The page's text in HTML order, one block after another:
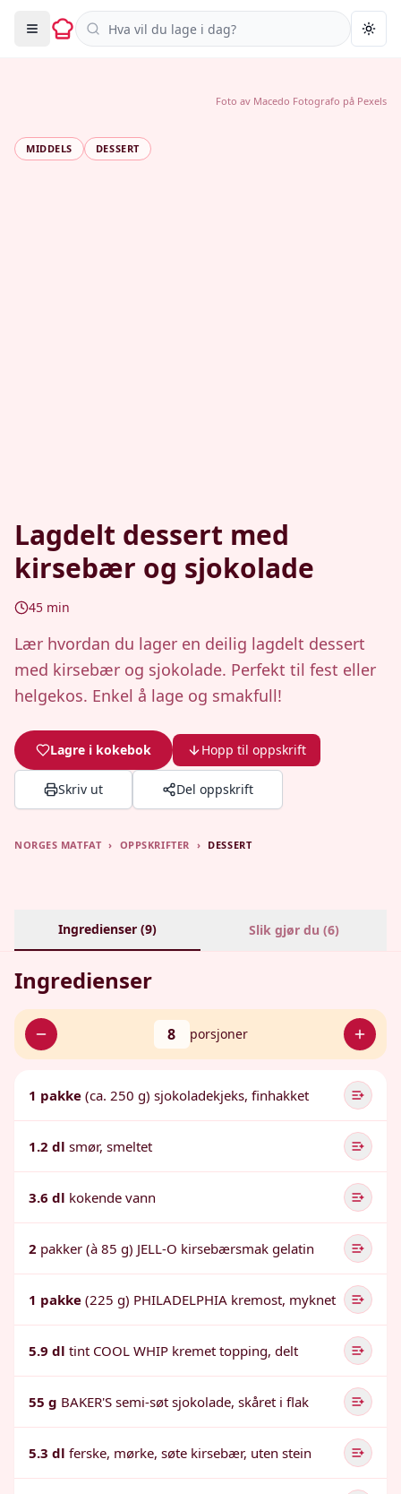
Søk i oppskrifter
MIDDELS DESSERT
Lagdelt dessert med
kirsebær og sjokolade
45 min
Lær hvordan du lager en deilig lagdelt dessert
med kirsebær og sjokolade. Perfekt til fest eller
helgekos. Enkel å lage og smakfull!
Lagre i kokebok Hopp til oppskrift
Skriv ut Del oppskrift
Foto av Macedo Fotografo på Pexels
NORGES MATFAT › OPPSKRIFTER › DESSERT
Ingredienser (9) Slik gjør du (6)
Ingredienser
8 porsjoner
1 pakke (ca. 250 g) sjokoladekjeks, finhakket
1.2 dl smør, smeltet
3.6 dl kokende vann
2 pakker (à 85 g) JELL-O kirsebærsmak gelatin
1 pakke (225 g) PHILADELPHIA kremost, myknet
5.9 dl tint COOL WHIP kremet topping, delt
55 g BAKER'S semi-søt sjokolade, skåret i flak
5.3 dl ferske, mørke, søte kirsebær, uten stein